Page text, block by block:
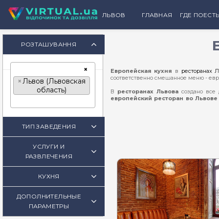
ЛЬВОВ ГЛАВНАЯ ГДЕ ПОЕСТЬ
РОЗТАШУВАННЯ
×
×Львов (Львовская
область)
ТИП ЗАВЕДЕНИЯ
УСЛУГИ И
РАЗВЛЕЧЕНИЯ
КУХНЯ
ДОПОЛНИТЕЛЬНЫЕ
ПАРАМЕТРЫ
Европейская кухня в ресторанах
соответственно смешанное меню -
В ресторанах Львовасоздано все
европейский ресторан во Львове
аппетит львовян.
Западноевропейская кухня -
попробуете их под знаменитыми
Вам точно понравится. Приятного